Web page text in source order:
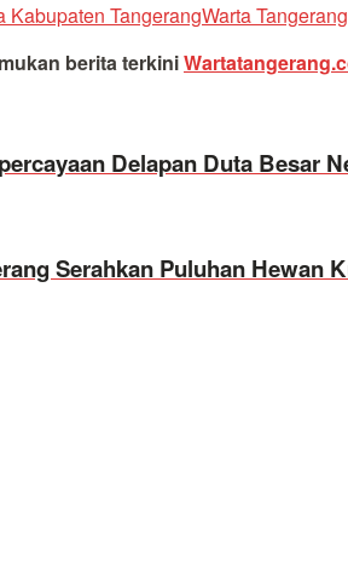
Kabupaten TangerangWarta Tangerang
berita terkini
Delapan Duta Besar
Serahkan Puluhan Hewan